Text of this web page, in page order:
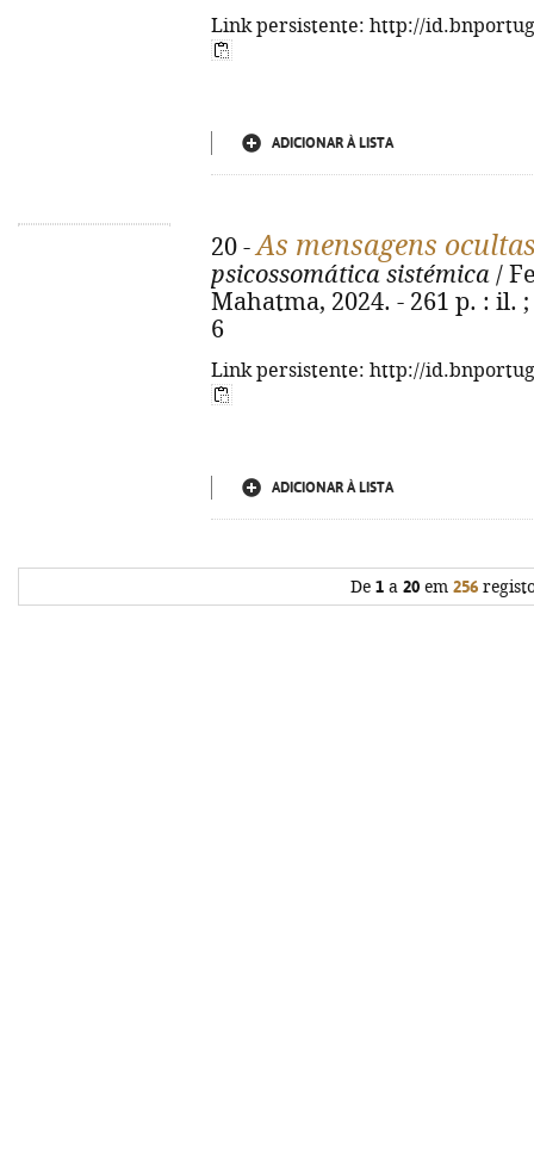
Link persistente: http://
ADICIONAR À LISTA
20 -As mensagens
psicossomática sistémica /
Mahatma, 2024. - 261 p. : il. ;
6
Link persistente: http://
ADICIONAR À LISTA
De 1 a 20 em 256